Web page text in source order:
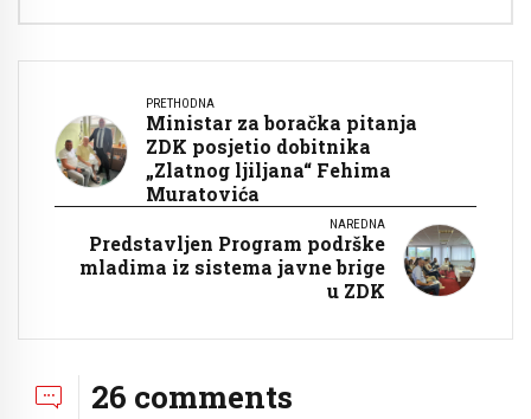
PRETHODNA
Ministar za boračka pitanja
ZDK posjetio dobitnika
„Zlatnog ljiljana“ Fehima
Muratovića
NAREDNA
Predstavljen Program podrške
mladima iz sistema javne brige
u ZDK
26 comments